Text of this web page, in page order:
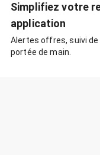
Simplifiez votre
application
Alertes offres, suivi
portée de main.